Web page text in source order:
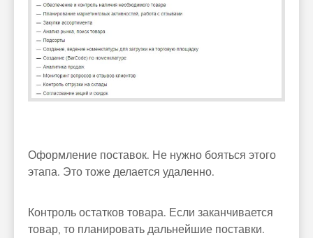
Оформление поставок. Не нужно бояться этого
этапа. Это тоже делается удаленно.
Контроль остатков товара. Если заканчивается
товар, то планировать дальнейшие поставки.